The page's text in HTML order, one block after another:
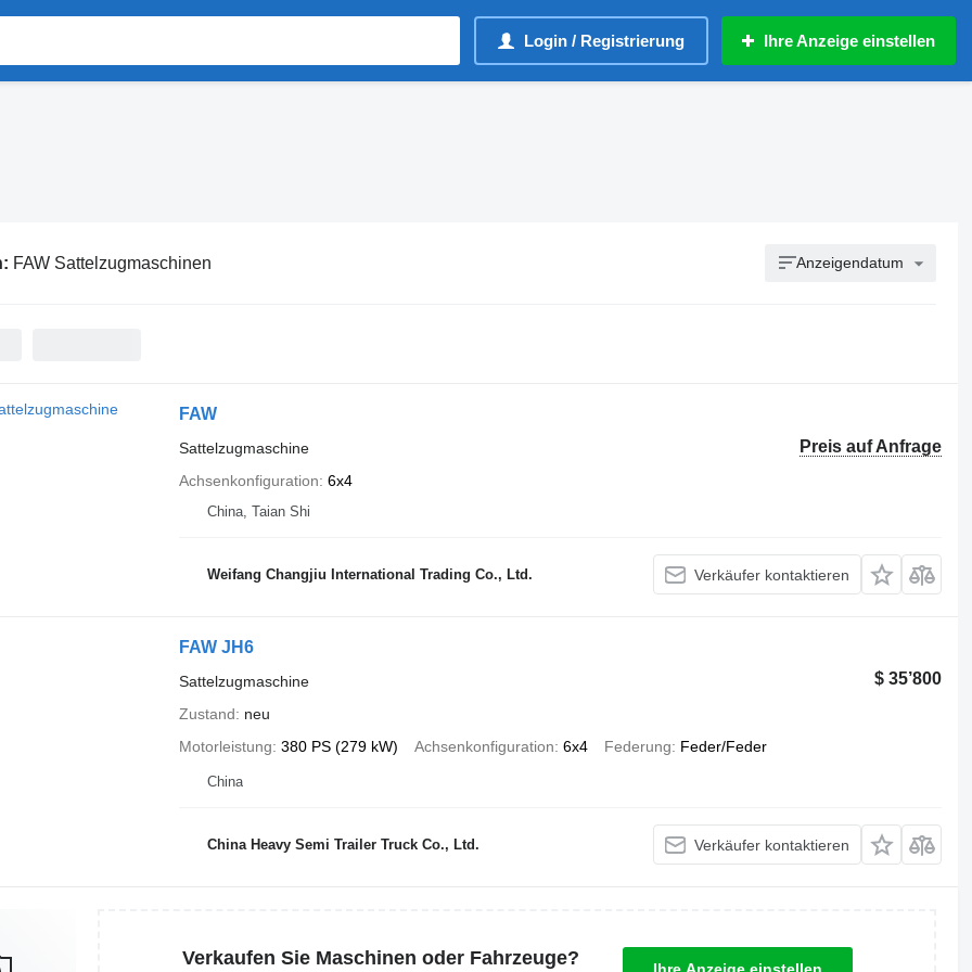
Login / Registrierung Ihre Anzeige einstellen
FAW Sattelzugmaschinen Anzeigendatum
FAW
Preis auf Anfrage
Sattelzugmaschine
Achsenkonfiguration 6x4
China, Taian Shi
Weifang Changjiu International Trading Co., Ltd. Verkäufer kontaktieren
FAW JH6
$ 35’800
Sattelzugmaschine
Zustand
neu
Motorleistung 380 PS (279 kW) Achsenkonfiguration 6x4 Federung Feder/Feder
China
China Heavy Semi Trailer Truck Co., Ltd. Verkäufer kontaktieren
Verkaufen Sie Maschinen oder Fahrzeuge?